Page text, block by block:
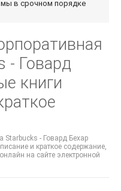
мы в срочном порядке
- Говард
книги
Starbucks - Говард Бехар
и краткое содержание,
на сайте электронной